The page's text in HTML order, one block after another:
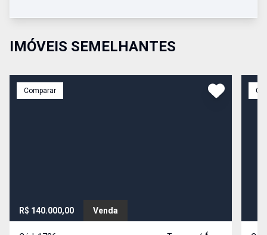
IMÓVEIS SEMELHANTES
Comparar
R$ 140.000,00 Venda